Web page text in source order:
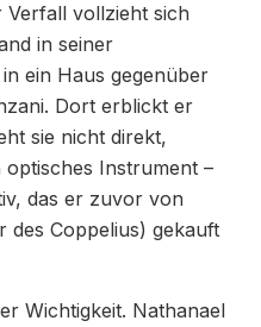
Verfall vollzieht sich
in seiner
ein Haus gegenüber
Dort erblickt er
sie nicht direkt,
Instrument –
das er zuvor von
des Coppelius) gekauft
Wichtigkeit. Nathanael